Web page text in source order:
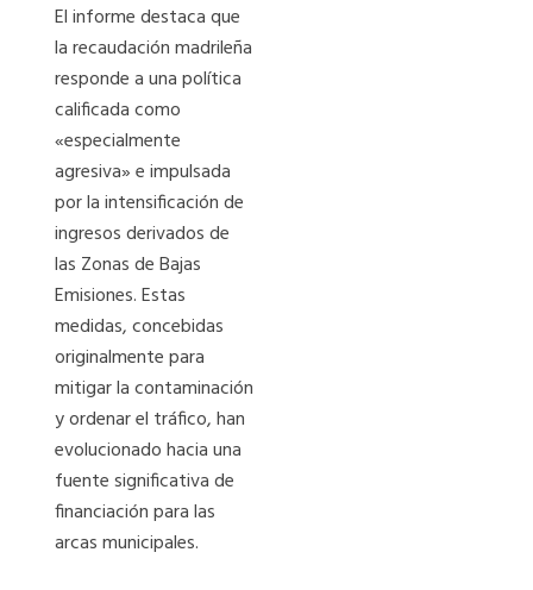
El informe destaca que
la recaudación madrileña
responde a una política
calificada como
«especialmente
agresiva» e impulsada
por la intensificación de
ingresos derivados de
las Zonas de Bajas
Emisiones. Estas
medidas, concebidas
originalmente para
mitigar la contaminación
y ordenar el tráfico, han
evolucionado hacia una
fuente significativa de
financiación para las
arcas municipales.